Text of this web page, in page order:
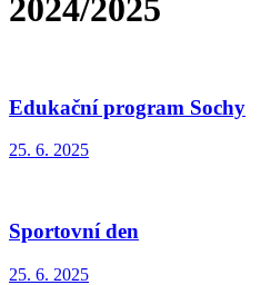
2024/2025
Edukační program Sochy
25. 6. 2025
Sportovní den
25. 6. 2025